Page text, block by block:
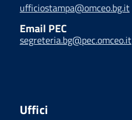
ufficiostampa@omceo.bg.it
Email PEC
segreteria.bg@pec.omceo.it
Uffici